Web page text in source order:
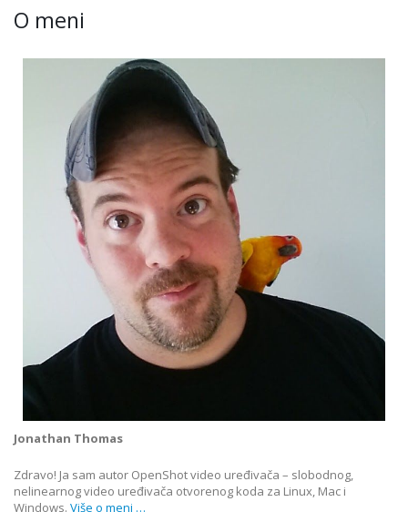
O meni
Jonathan Thomas
Zdravo! Ja sam autor OpenShot video uređivača – slobodnog,
nelinearnog video uređivača otvorenog koda za Linux, Mac i
Windows. Više o meni …